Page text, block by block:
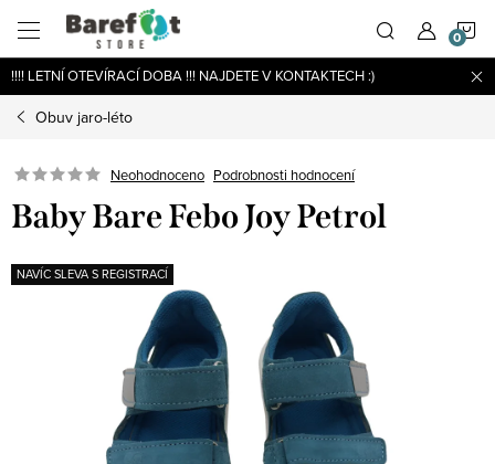
obsah
!!!! LETNÍ OTEVÍRACÍ DOBA !!! NAJDETE V KONTAKTECH :)
Obuv jaro-léto
Neohodnoceno Podrobnosti hodnocení
Baby Bare Febo Joy Petrol
NAVÍC SLEVA S REGISTRACÍ